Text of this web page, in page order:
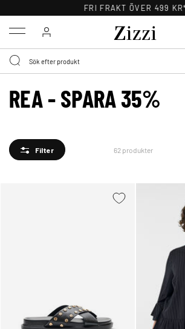
30 DAGARS RETURRÄTT
Menu
REA - SPARA 35%
Filter 62 produkter